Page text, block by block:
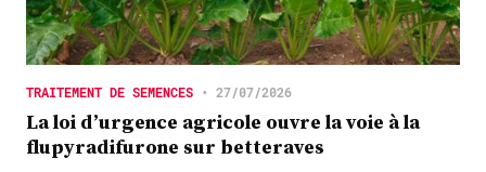
TRAITEMENT DE SEMENCES • 27/07/2026
La loi d’urgence agricole ouvre la voie à la
flupyradifurone sur betteraves